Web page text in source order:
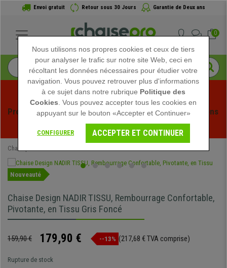
Envoi gratuit Retour sous 30 Jours Garantie de Deux ans
0
Profitez des soldes d'été chez Chaisepro ! Des réductions
exclusives pour une durée limitée - Voir l'offre
Chaisepro
Nouveauté
Chaise Design NADIR TISSU, Rembourrage Confortable,
Pivotante, en Tissu Gris Foncé
159,90 € 179,90 € --13% (217,68 € TVA comprise)
Rupture de stock
Nous utilisons nos propres cookies et ceux de tiers
pour analyser le trafic sur notre site Web, ceci en
récoltant les données nécessaires pour étudier votre
navigation. Vous pouvez retrouver plus d'informations
à ce sujet dans notre rubrique Politique des
Cookies . Vous pouvez accepter tous les cookies en
appuyant sur le bouton «Accepter et Continuer»
CONFIGURER ACCEPTER ET CONTINUER